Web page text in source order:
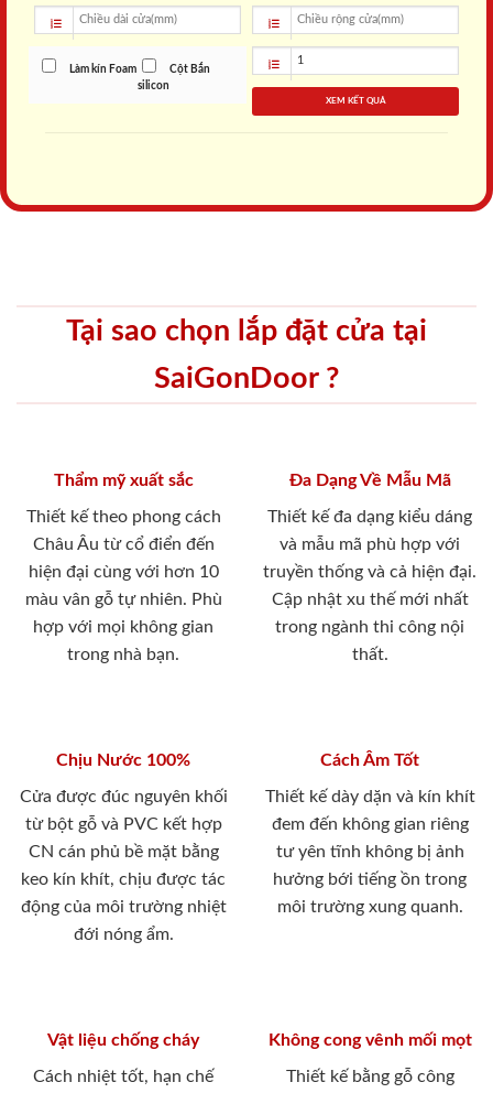
Làm kín Foam
Cột Bắn
silicon
XEM KẾT QUẢ
Tại sao chọn lắp đặt cửa tại
SaiGonDoor ?
Thẩm mỹ xuất sắc
Thiết kế theo phong cách
Châu Âu từ cổ điển đến
hiện đại cùng với hơn 10
màu vân gỗ tự nhiên. Phù
hợp với mọi không gian
trong nhà bạn.
Đa Dạng Về Mẫu Mã
Thiết kế đa dạng kiểu dáng
và mẫu mã phù hợp với
truyền thống và cả hiện đại.
Cập nhật xu thế mới nhất
trong ngành thi công nội
thất.
Chịu Nước 100%
Cửa được đúc nguyên khối
từ bột gỗ và PVC kết hợp
CN cán phủ bề mặt bằng
keo kín khít, chịu được tác
động của môi trường nhiệt
đới nóng ẩm.
Cách Âm Tốt
Thiết kế dày dặn và kín khít
đem đến không gian riêng
tư yên tĩnh không bị ảnh
hưởng bới tiếng ồn trong
môi trường xung quanh.
Vật liệu chống cháy
Cách nhiệt tốt, hạn chế
Không cong vênh mối mọt
Thiết kế bằng gỗ công